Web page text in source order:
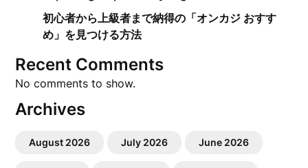
初心者から上級者まで納得の「オンカジ おすす
め」を見つける方法
Recent Comments
No comments to show.
Archives
August 2026 July 2026 June 2026